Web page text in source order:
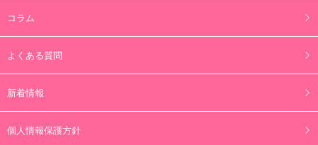
コラム
よくある質問
新着情報
個人情報保護方針